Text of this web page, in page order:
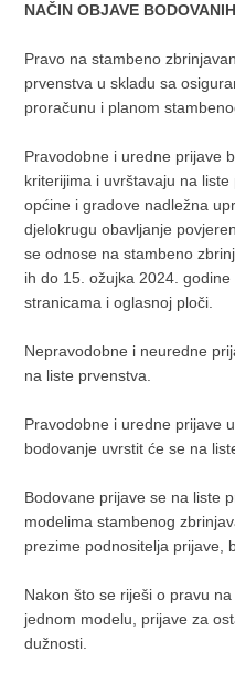
NAČIN OBJAVE
Pravo na stambeno
prvenstva u skladu sa
proračunu i planom
Pravodobne i uredne prijave
kriterijima i uvrštavaju na
općine i gradove nadležna
djelokrugu obavljanje
se odnose na stambeno
ih do 15. ožujka 2024.
stranicama i oglasnoj ploči.
Nepravodobne i neuredne
na liste prvenstva.
Pravodobne i uredne prijave
bodovanje uvrstit će se na
Bodovane prijave se na liste
modelima stambenog
prezime podnositelja prijave,
Nakon što se riješi o pravu
jednom modelu, prijave za
dužnosti.